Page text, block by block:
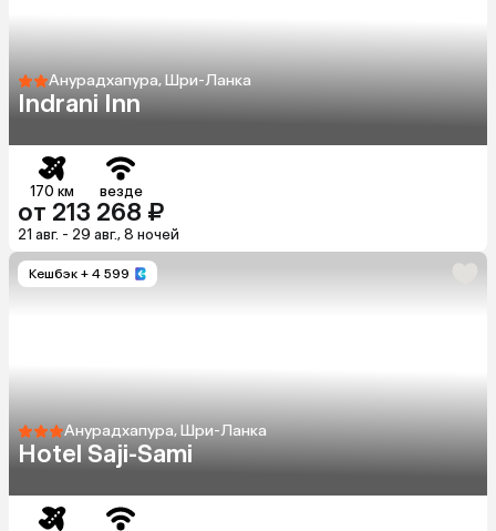
Анурадхапура, Шри-Ланка
Indrani Inn
170 км везде
от 213 268 ₽
21 авг. - 29 авг., 8 ночей
Кешбэк + 4 599
Анурадхапура, Шри-Ланка
Hotel Saji-Sami